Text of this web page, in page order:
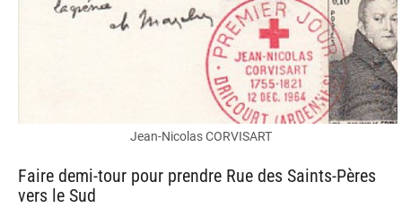
Jean-Nicolas CORVISART
Faire demi-tour pour prendre Rue des Saints-Pères
vers le Sud